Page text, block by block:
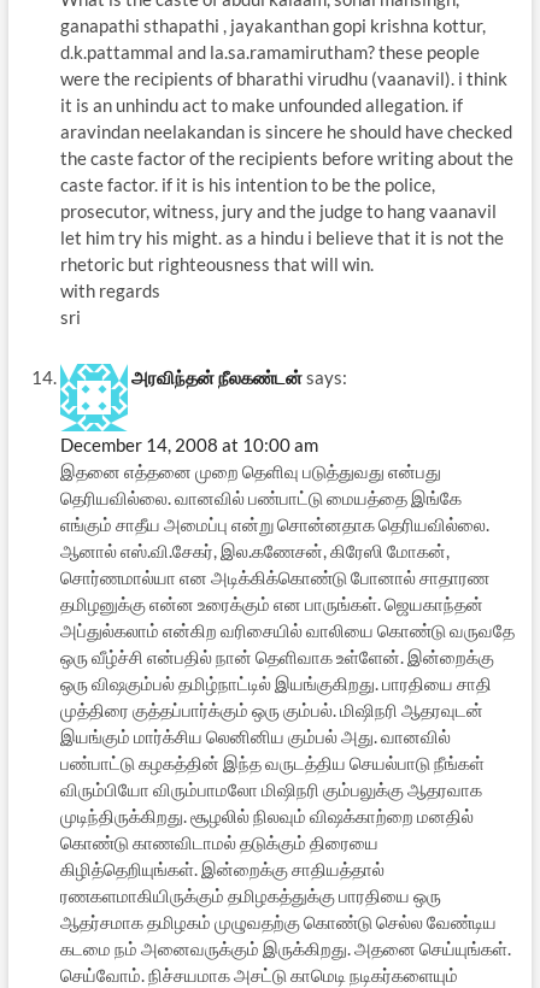
ganapathi sthapathi , jayakanthan gopi krishna kottur,
d.k.pattammal and la.sa.ramamirutham? these people
were the recipients of bharathi virudhu (vaanavil). i think
it is an unhindu act to make unfounded allegation. if
aravindan neelakandan is sincere he should have checked
the caste factor of the recipients before writing about the
caste factor. if it is his intention to be the police,
prosecutor, witness, jury and the judge to hang vaanavil
let him try his might. as a hindu i believe that it is not the
rhetoric but righteousness that will win.
with regards
sri
அரவிந்தன் நீலகண்டன்says:
December 14, 2008 at 10:00 am
இதனை எத்தனை முறை தெளிவு படுத்துவது என்பது
தெரியவில்லை. வானவில் பண்பாட்டு மையத்தை இங்கே
எங்கும் சாதீய அமைப்பு என்று சொன்னதாக தெரியவில்லை.
ஆனால் எஸ்.வி.சேகர், இல.கணேசன், கிரேஸி மோகன்,
சொர்ணமால்யா என அடிக்கிக்கொண்டு போனால் சாதாரண
தமிழனுக்கு என்ன உரைக்கும் என பாருங்கள். ஜெயகாந்தன்
அப்துல்கலாம் என்கிற வரிசையில் வாலியை கொண்டு வருவதே
ஒரு வீழ்ச்சி என்பதில் நான் தெளிவாக உள்ளேன். இன்றைக்கு
ஒரு விஷகும்பல் தமிழ்நாட்டில் இயங்குகிறது. பாரதியை சாதி
முத்திரை குத்தப்பார்க்கும் ஒரு கும்பல். மிஷிநரி ஆதரவுடன்
இயங்கும் மார்க்சிய லெனினிய கும்பல் அது. வானவில்
பண்பாட்டு கழகத்தின் இந்த வருடத்திய செயல்பாடு நீங்கள்
விரும்பியோ விரும்பாமலோ மிஷிநரி கும்பலுக்கு ஆதரவாக
முடிந்திருக்கிறது. சூழலில் நிலவும் விஷக்காற்றை மனதில்
கொண்டு காணவிடாமல் தடுக்கும் திரையை
கிழித்தெறியுங்கள். இன்றைக்கு சாதியத்தால்
ரணகளமாகியிருக்கும் தமிழகத்துக்கு பாரதியை ஒரு
ஆதர்சமாக தமிழகம் முழுவதற்கு கொண்டு செல்ல வேண்டிய
கடமை நம் அனைவருக்கும் இருக்கிறது. அதனை செய்யுங்கள்.
செய்வோம். நிச்சயமாக அசட்டு காமெடி நடிகர்களையும்